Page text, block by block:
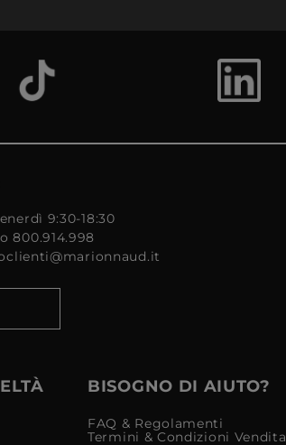
9:30-18:30
800.914.998
BISOGNO DI AIUTO?
FAQ & Regolamenti
Termini & Condizioni Vendita